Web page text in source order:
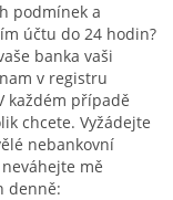
podmínek a
účtu do 24 hodin?
banka vaši
v registru
každém případě
chcete. Vyžádejte
nebankovní
mě
denně: